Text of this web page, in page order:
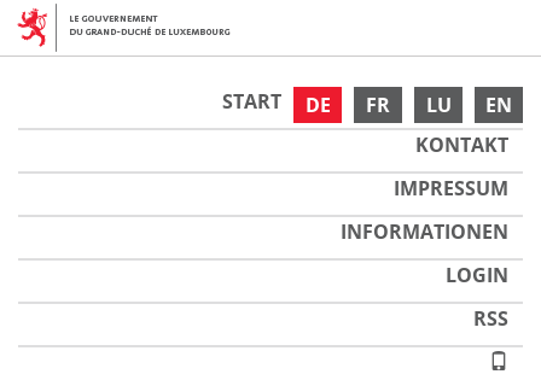
DE FR LU EN
START
KONTAKT
IMPRESSUM
INFORMATIONEN
LOGIN
RSS